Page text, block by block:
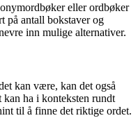
eller ordbøker
på antall bokstaver og
inn mulige alternativer.
kan være, kan det også
ha i konteksten rundt
til å finne det riktige ordet.